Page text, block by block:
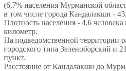
(6,7% населения Мурманской
в том числе города Кандалакши -
Плотность населения - 4,6
километр.
На подведомственной территории
городского типа Зеленоборский и
пункт.
Расстояние от Кандалакши до